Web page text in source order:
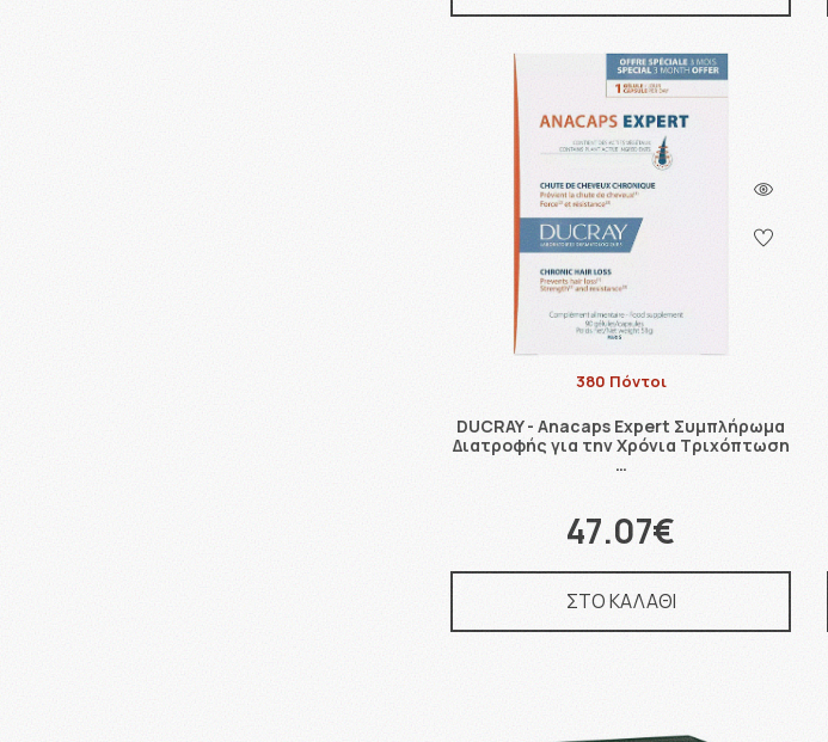
380 Πόντοι
DUCRAY - Anacaps Expert Συμπλήρωμα
Διατροφής για την Χρόνια Τριχόπτωση
…
47.07€
ΣΤΟ ΚΑΛΑΘΙ